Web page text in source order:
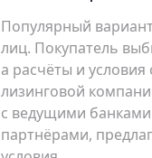
Популярный
лиц. Покупатель
а расчёты и условия
лизинговой
с ведущими
партнёрами,